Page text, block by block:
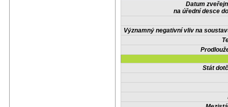
Datum
na úřední desce
Významný negativní vliv na
Stát